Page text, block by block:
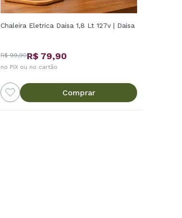
Chaleira Eletrica Daisa 1,8 Lt 127v | Daisa
R$ 99,90R$ 79,90
no PIX ou no cartão
Comprar